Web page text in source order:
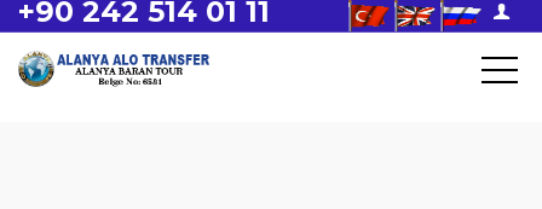
+90 242 514 01 11